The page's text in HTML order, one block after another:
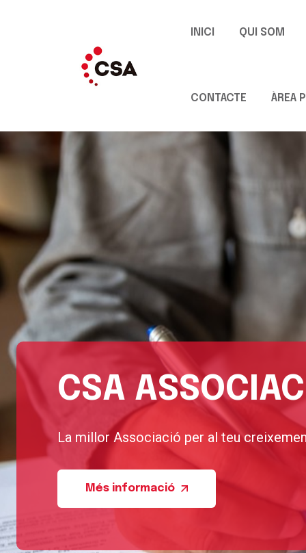
INICI QUI SOM
CONTACTE ÀREA
CSA
La millor Associació per al teu
Més informació